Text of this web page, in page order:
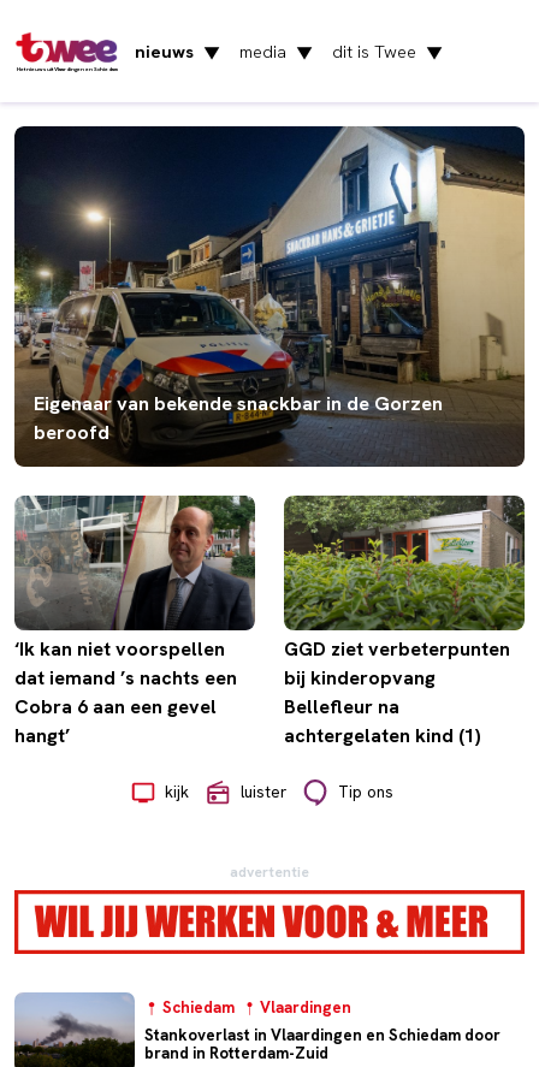
Het nieuws uit Vlaardingen en Schiedam
nieuws▼ media ▼ dit is Twee ▼
Eigenaar van bekende snackbar in de Gorzen
beroofd
‘Ik kan niet voorspellen
dat iemand ’s nachts een
Cobra 6 aan een gevel
hangt’
GGD ziet verbeterpunten
bij kinderopvang
Bellefleur na
achtergelaten kind (1)
kijk luister Tip ons
advertentie
Schiedam
Vlaardingen
Stankoverlast in Vlaardingen en Schiedam door
brand in Rotterdam-Zuid